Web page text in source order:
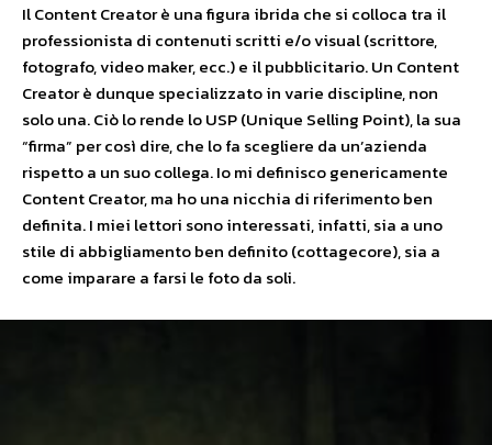
Il Content Creator è una figura ibrida che si colloca tra il
professionista di contenuti scritti e/o visual (scrittore,
fotografo, video maker, ecc.) e il pubblicitario. Un Content
Creator è dunque specializzato in varie discipline, non
solo una. Ciò lo rende lo USP (Unique Selling Point), la sua
“firma” per così dire, che lo fa scegliere da un’azienda
rispetto a un suo collega. Io mi definisco genericamente
Content Creator, ma ho una nicchia di riferimento ben
definita. I miei lettori sono interessati, infatti, sia a uno
stile di abbigliamento ben definito (cottagecore), sia a
come imparare a farsi le foto da soli.